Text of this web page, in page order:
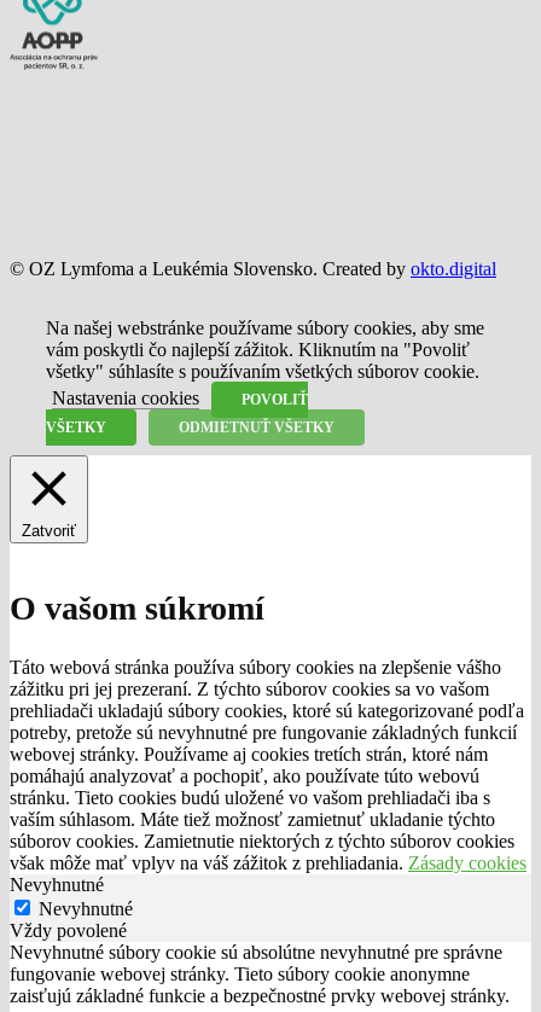
© OZ Lymfoma a Leukémia Slovensko. Created by okto.digital
Na našej webstránke používame súbory cookies, aby sme
vám poskytli čo najlepší zážitok. Kliknutím na "Povoliť
všetky" súhlasíte s používaním všetkých súborov cookie.
Nastavenia cookies
POVOLIŤ
VŠETKY
ODMIETNUŤ VŠETKY
Zatvoriť
O vašom súkromí
Táto webová stránka používa súbory cookies na zlepšenie vášho
zážitku pri jej prezeraní. Z týchto súborov cookies sa vo vašom
prehliadači ukladajú súbory cookies, ktoré sú kategorizované podľa
potreby, pretože sú nevyhnutné pre fungovanie základných funkcií
webovej stránky. Používame aj cookies tretích strán, ktoré nám
pomáhajú analyzovať a pochopiť, ako používate túto webovú
stránku. Tieto cookies budú uložené vo vašom prehliadači iba s
vaším súhlasom. Máte tiež možnosť zamietnuť ukladanie týchto
súborov cookies. Zamietnutie niektorých z týchto súborov cookies
však môže mať vplyv na váš zážitok z prehliadania. Zásady cookies
Nevyhnutné
Nevyhnutné
Vždy povolené
Nevyhnutné súbory cookie sú absolútne nevyhnutné pre správne
fungovanie webovej stránky. Tieto súbory cookie anonymne
zaisťujú základné funkcie a bezpečnostné prvky webovej stránky.